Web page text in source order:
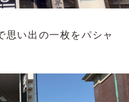
思い出の一枚をパシャ